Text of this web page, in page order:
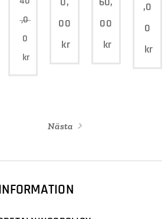
,0
0
kr
00
kr
00
kr
,0
0
kr
Nästa